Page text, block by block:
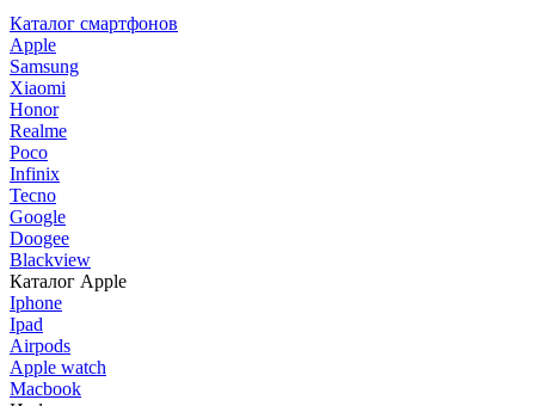
Каталог смартфонов
Apple
Samsung
Xiaomi
Honor
Realme
Poco
Infinix
Tecno
Google
Doogee
Blackview
Каталог Apple
Iphone
Ipad
Airpods
Apple watch
Macbook